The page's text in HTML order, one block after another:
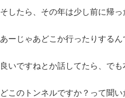
そしたら、その年は少し前に帰っ
あーじゃあどこか行ったりする
良いですねとか話してたら、で
どこのトンネルですか？って聞